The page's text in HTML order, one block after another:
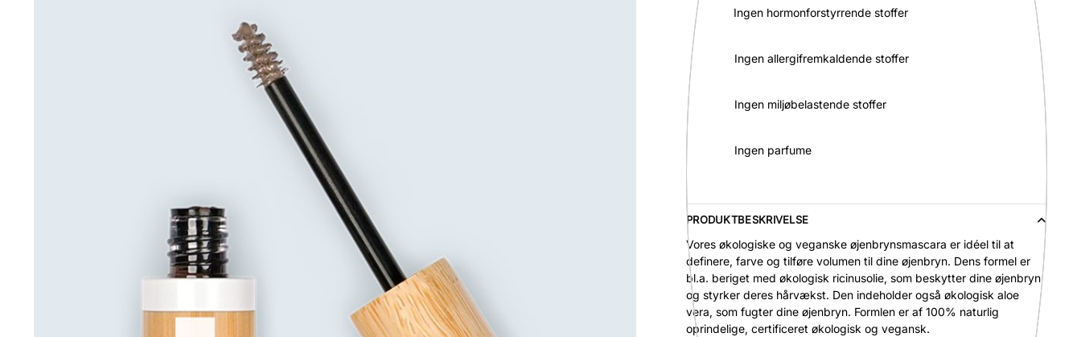
3,8
ml
antal
Ingen hormonforstyrrende stoffer
Ingen allergifremkaldende stoffer
Ingen miljøbelastende stoffer
Ingen parfume
PRODUKTBESKRIVELSE
Vores økologiske og veganske øjenbrynsmascara er idéel til at
definere, farve og tilføre volumen til dine øjenbryn. Dens formel er
bl.a. beriget med økologisk ricinusolie, som beskytter dine øjenbryn
og styrker deres hårvækst. Den indeholder også økologisk aloe
vera, som fugter dine øjenbryn. Formlen er af 100% naturlig
oprindelige, certificeret økologisk og vegansk.